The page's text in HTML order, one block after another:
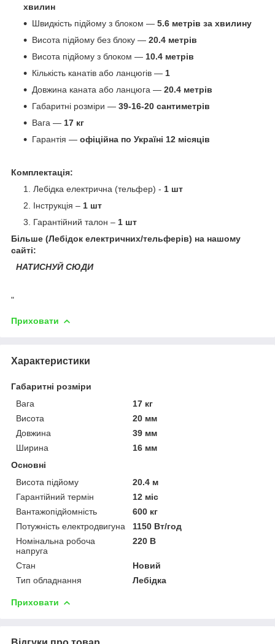
хвилин
Швидкість підйому з блоком — 5.6 метрів за хвилину
Висота підйому без блоку — 20.4 метрів
Висота підйому з блоком — 10.4 метрів
Кількість канатів або ланцюгів — 1
Довжина каната або ланцюга — 20.4 метрів
Габаритні розміри — 39-16-20 сантиметрів
Вага — 17 кг
Гарантія — офіційна по Україні 12 місяців
Комплектація:
Лебідка електрична (тельфер) - 1 шт
Інструкція – 1 шт
Гарантійний талон – 1 шт
Більше (Лебідок електричних/тельферів) на нашому
сайті:
НАТИСНУЙ СЮДИ
"
Приховати
Характеристики
Габаритні розміри
Вага
17 кг
Висота
20 мм
Довжина
39 мм
Ширина
16 мм
Основні
Висота підйому
20.4 м
Гарантійний термін
12 міс
Вантажопідйомність
600 кг
Потужність електродвигуна
1150 Вт/год
Номінальна робоча
напруга
220 В
Стан
Новий
Тип обладнання
Лебідка
Приховати